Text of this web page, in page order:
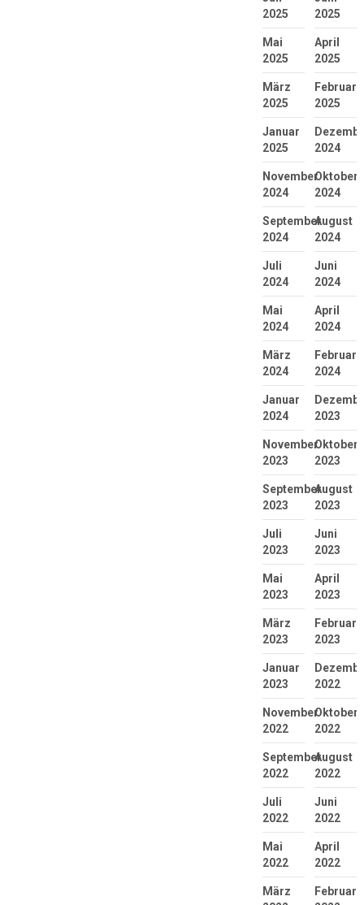
2025
2025
Mai
2025
April
2025
März
2025
Februar
2025
Januar
2025
2024
November
2024
Oktober
2024
September
2024
August
2024
Juli
2024
Juni
2024
Mai
2024
April
2024
März
2024
Februar
2024
Januar
2024
2023
November
2023
Oktober
2023
September
2023
August
2023
Juli
2023
Juni
2023
Mai
2023
April
2023
März
2023
Februar
2023
Januar
2023
2022
November
2022
Oktober
2022
September
2022
August
2022
Juli
2022
Juni
2022
Mai
2022
April
2022
März
Februar